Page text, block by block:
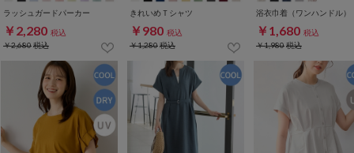
ラッシュガードパーカー
￥2,280 税込
￥2,680税込
きれいめＴシャツ
￥980 税込
￥1,280税込
浴衣巾着（ワンハンドル）
￥1,680 税込
￥1,980税込